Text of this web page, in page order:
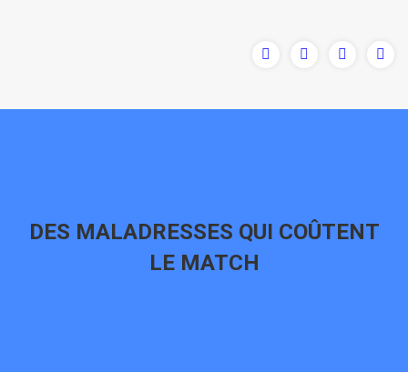
DES MALADRESSES QUI COÛTENT
LE MATCH